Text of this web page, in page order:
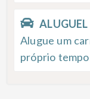
Alugue um
próprio